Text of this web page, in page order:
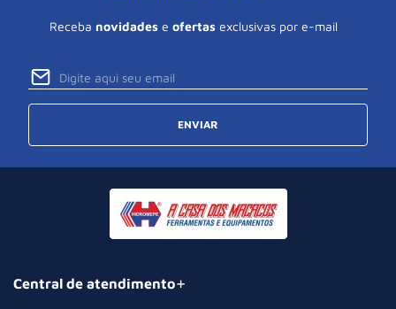
Receba novidades e ofertas exclusivas por e-mail
ENVIAR
Central de atendimento